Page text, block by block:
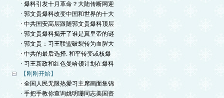
· 爆料引发十月革命？大陆传断网迎
· 郭文贵爆料改变中国和世界的十大
· 中共国安高层跟随郭文贵爆料顶层
· 郭文贵爆料揭开了谁是真皇帝的谜
· 郭文贵：习王联盟破裂转为血腥大
· 中共的最后选择: 和平转变或核爆
· 习王新政和红色曼哈顿计划在爆料
【刚刚开始】
· 全国人民无限热爱习主席画面集锦
· 手把手教你查询姚明珊同志美国资